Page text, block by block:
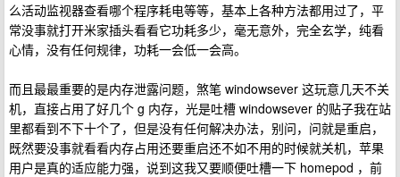
么活动监视器查看哪个程序耗电等等，基本上各种方法都用过了，平
常没事就打开米家插头看看它功耗多少，毫无意外，完全玄学，纯看
心情，没有任何规律，功耗一会低一会高。
而且最最重要的是内存泄露问题，煞笔 windowsever 这玩意几天不关
机，直接占用了好几个 g 内存，光是吐槽 windowsever 的贴子我在站
里都看到不下十个了，但是没有任何解决办法，别问，问就是重启，
既然要没事就看看内存占用还要重启还不如不用的时候就关机，苹果
用户是真的适应能力强，说到这我又要顺便吐槽一下 homepod ，前